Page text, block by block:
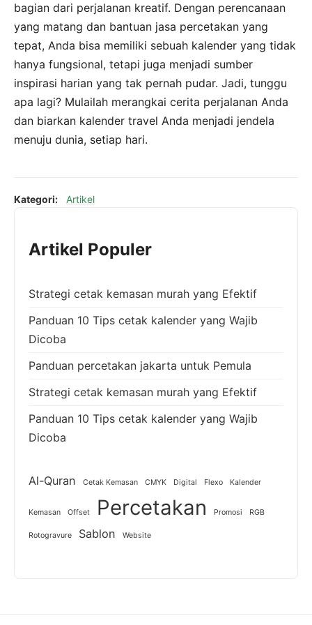
bagian dari perjalanan kreatif. Dengan perencanaan
yang matang dan bantuan jasa percetakan yang
tepat, Anda bisa memiliki sebuah kalender yang tidak
hanya fungsional, tetapi juga menjadi sumber
inspirasi harian yang tak pernah pudar. Jadi, tunggu
apa lagi? Mulailah merangkai cerita perjalanan Anda
dan biarkan kalender travel Anda menjadi jendela
menuju dunia, setiap hari.
Kategori: Artikel
Artikel Populer
Strategi cetak kemasan murah yang Efektif
Panduan 10 Tips cetak kalender yang Wajib
Dicoba
Panduan percetakan jakarta untuk Pemula
Strategi cetak kemasan murah yang Efektif
Panduan 10 Tips cetak kalender yang Wajib
Dicoba
Al-Quran Cetak Kemasan CMYK Digital Flexo Kalender
Kemasan Offset Percetakan Promosi RGB
Rotogravure Sablon Website